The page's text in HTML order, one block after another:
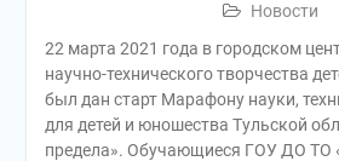
Новости
22 марта 2021 года в городском
научно-технического творчества
был дан старт Марафону науки,
для детей и юношества Тульской
предела». Обучающиеся ГОУ ДО